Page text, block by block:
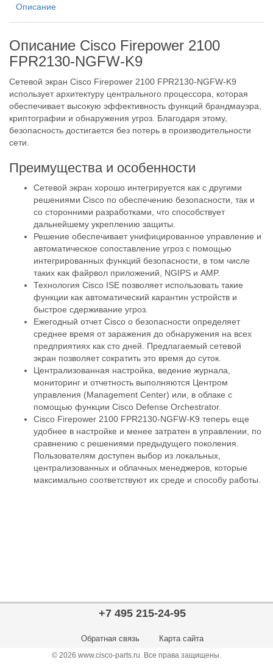
Описание
Описание Cisco Firepower 2100
FPR2130-NGFW-K9
Сетевой экран Cisco Firepower 2100 FPR2130-NGFW-K9
использует архитектуру центрального процессора, которая
обеспечивает высокую эффективность функций брандмауэра,
криптографии и обнаружения угроз. Благодаря этому,
безопасность достигается без потерь в производительности
сети.
Преимущества и особенности
Сетевой экран хорошо интегрируется как с другими
решениями Cisco по обеспечению безопасности, так и
со сторонними разработками, что способствует
дальнейшему укреплению защиты.
Решение обеспечивает унифицированное управление и
автоматическое сопоставление угроз с помощью
интегрированных функций безопасности, в том числе
таких как файрвол приложений, NGIPS и AMP.
Технология Cisco ISE позволяет использовать такие
функции как автоматический карантин устройств и
быстрое сдерживание угроз.
Ежегодный отчет Cisco о безопасности определяет
среднее время от заражения до обнаружения на всех
предприятиях как сто дней. Предлагаемый сетевой
экран позволяет сократить это время до суток.
Централизованная настройка, ведение журнала,
мониторинг и отчетность выполняются Центром
управления (Management Center) или, в облаке с
помощью функции Cisco Defense Orchestrator.
Cisco Firepower 2100 FPR2130-NGFW-K9 теперь еще
удобнее в настройке и менее затратен в управлении, по
сравнению с решениями предыдущего поколения.
Пользователям доступен выбор из локальных,
централизованных и облачных менеджеров, которые
максимально соответствуют их среде и способу работы.
+7 495 215-24-95
Обратная связь Карта сайта
© 2026 www.cisco-parts.ru. Все права защищены.